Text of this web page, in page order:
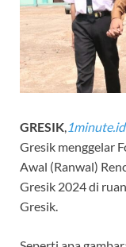
GRESIK 1minute.id
Gresik menggelar
Awal (Ranwal)
Gresik 2024 di
Gresik.